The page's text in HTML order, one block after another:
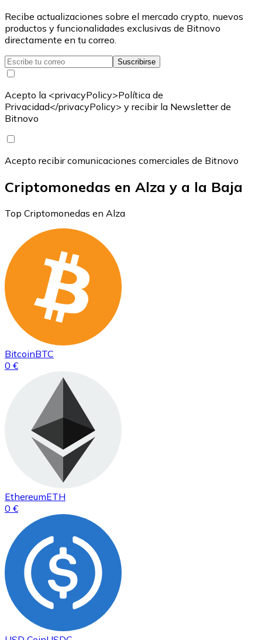
Recibe actualizaciones sobre el mercado crypto, nuevos
productos y funcionalidades exclusivas de Bitnovo
directamente en tu correo.
Suscribirse
Acepto la <privacyPolicy>Política de
Privacidad</privacyPolicy> y recibir la Newsletter de
Bitnovo
Acepto recibir comunicaciones comerciales de Bitnovo
Criptomonedas en Alza y a la Baja
Top Criptomonedas en Alza
BitcoinBTC
0 €
EthereumETH
0 €